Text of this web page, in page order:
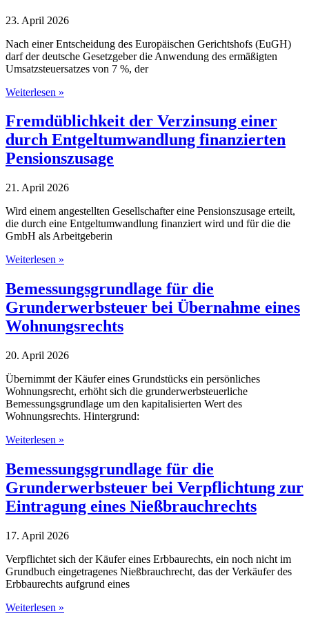
23. April 2026
Nach einer Entscheidung des Europäischen Gerichtshofs (EuGH)
darf der deutsche Gesetzgeber die Anwendung des ermäßigten
Umsatzsteuersatzes von 7 %, der
Umsatzsteuerliches
für
Hotelübernachtungen
mit
Nebenleistungen
europarechtskonform
Weiterlesen »
Fremdüblichkeit der Verzinsung einer
durch Entgeltumwandlung finanzierten
Pensionszusage
21. April 2026
Wird einem angestellten Gesellschafter eine Pensionszusage erteilt,
die durch eine Entgeltumwandlung finanziert wird und für die die
GmbH als Arbeitgeberin
Fremdüblichkeit
Verzinsung
einer
durch
Entgeltumwandlung
finanzierten
Weiterlesen »
Bemessungsgrundlage für die
Grunderwerbsteuer bei Übernahme eines
Wohnungsrechts
20. April 2026
Übernimmt der Käufer eines Grundstücks ein persönliches
Wohnungsrecht, erhöht sich die grunderwerbsteuerliche
Bemessungsgrundlage um den kapitalisierten Wert des
Wohnungsrechts. Hintergrund:
Bemessungsgrundlage
die
Grunderwerbsteuer
bei
Übernahme
eines
Weiterlesen »
Bemessungsgrundlage für die
Grunderwerbsteuer bei Verpflichtung zur
Eintragung eines Nießbrauchrechts
17. April 2026
Verpflichtet sich der Käufer eines Erbbaurechts, ein noch nicht im
Grundbuch eingetragenes Nießbrauchrecht, das der Verkäufer des
Erbbaurechts aufgrund eines
Bemessungsgrundlage
Weiterlesen »